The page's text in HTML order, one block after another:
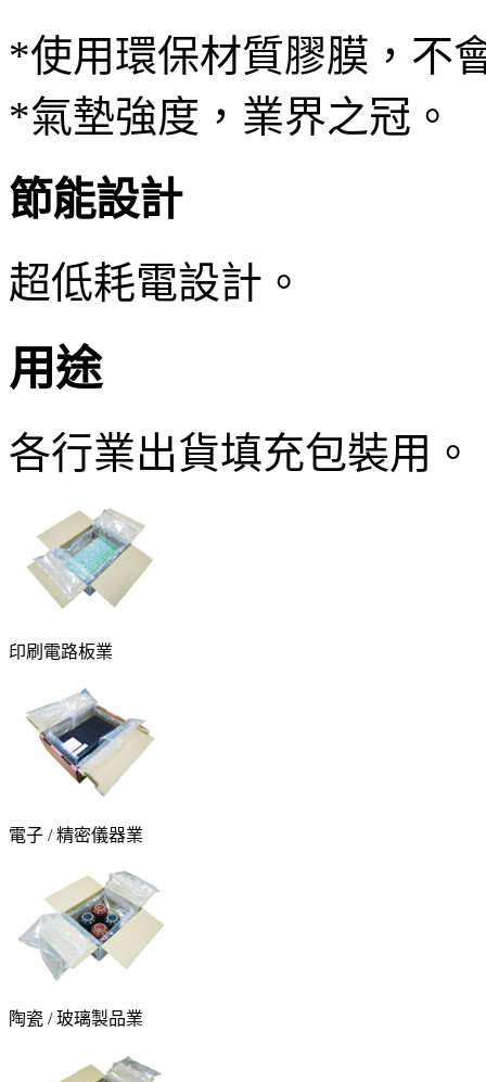
*使用環保材質膠膜，不
*氣墊強度，業界之冠。
節能設計
超低耗電設計。
用途
各行業出貨填充包裝用。
印刷電路板業
電子 / 精密儀器業
陶瓷 / 玻璃製品業